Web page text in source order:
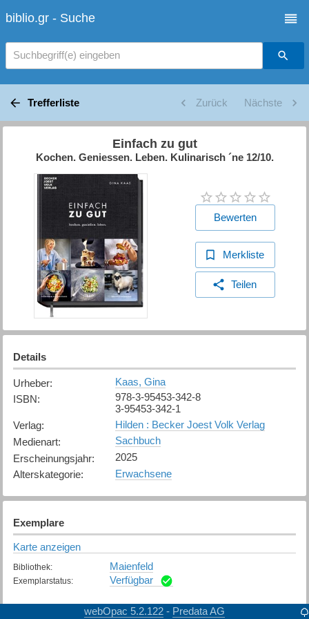
biblio.gr - Suche
Suchbegriff(e) eingeben
Trefferliste Zurück Nächste
Einfach zu gut
Kochen. Geniessen. Leben. Kulinarisch ´ne 12/10.
Bewerten
Merkliste
Teilen
Details
Urheber:
Kaas, Gina
ISBN:
978-3-95453-342-8
3-95453-342-1
Verlag:
Hilden : Becker Joest Volk Verlag
Medienart:
Sachbuch
Erscheinungsjahr:
2025
Alterskategorie: Erwachsene
Exemplare
Karte anzeigen
Bibliothek: Maienfeld
Exemplarstatus: Verfügbar
webOpac 5.2.122 - Predata AG